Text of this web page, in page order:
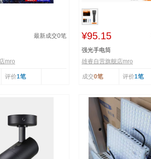
最新成交0笔
mro
评价1笔
¥95.15
强光手电筒
雄睿自营旗舰店mro
成交0笔 评价1笔